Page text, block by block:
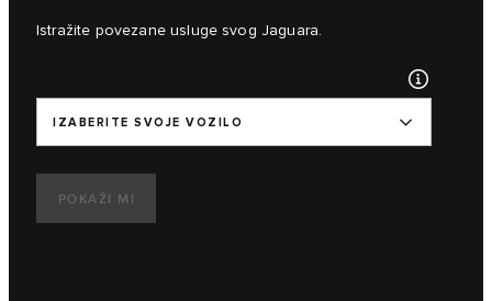
Istražite povezane usluge svog Jaguara.
IZABERITE SVOJE VOZILO
POKAŽI MI